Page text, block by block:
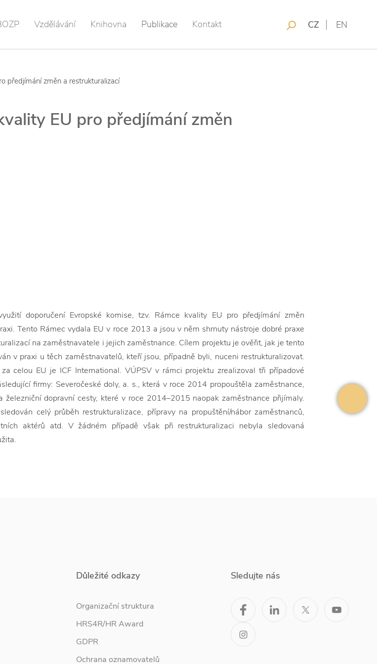
Vzdělávání Knihovna Publikace Kontakt CZ EN
předjímání změn a restrukturalizací
EU pro předjímání změn
doporučení Evropské komise, tzv. Rámce kvality EU pro předjímání změn
Tento Rámec vydala EU v roce 2013 a jsou v něm shrnuty nástroje dobré praxe
na zaměstnavatele i jejich zaměstnance. Cílem projektu je ověřit, jak je tento
v praxi u těch zaměstnavatelů, kteří jsou, případně byli, nuceni restrukturalizovat.
celou EU je ICF International. VÚPSV v rámci projektu zrealizoval tři případové
firmy: Severočeské doly, a. s., která v roce 2014 propouštěla zaměstnance,
železniční dopravní cesty, které v roce 2014–2015 naopak zaměstnance přijímaly.
celý průběh restrukturalizace, přípravy na propuštění/nábor zaměstnanců,
aktérů atd. V žádném případě však při restrukturalizaci nebyla sledovaná
Důležité odkazy
Organizační struktura
HRS4R/HR Award
GDPR
Ochrana oznamovatelů
Sledujte nás